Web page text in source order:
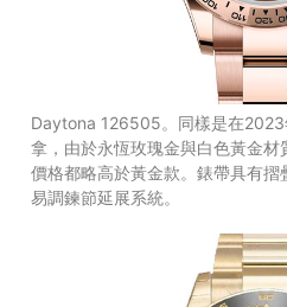
Daytona 126505。同樣是在2023
拿，由於永恆玫瑰金與白色黃金材
價格都略高於黃金款。錶帶具有
易調鍊節延展系統。